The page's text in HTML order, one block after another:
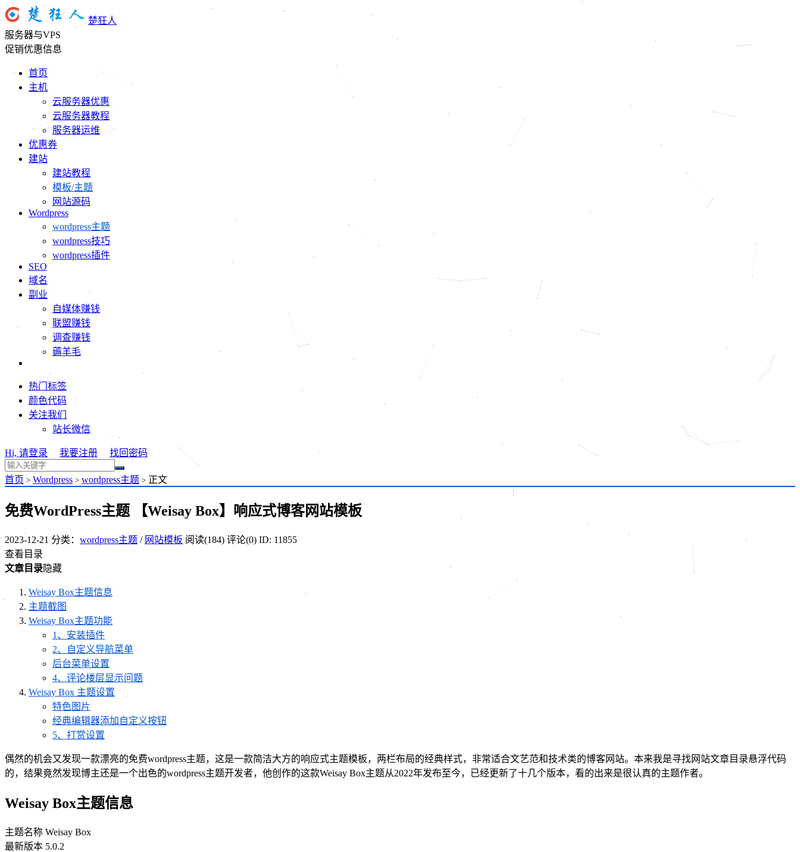
楚狂人
服务器与VPS
促销优惠信息
首页
主机
云服务器优惠
云服务器教程
服务器运维
优惠券
建站
建站教程
模板/主题
网站源码
Wordpress
wordpress主题
wordpress技巧
wordpress插件
SEO
域名
副业
自媒体赚钱
联盟赚钱
调查赚钱
薅羊毛
热门标签
颜色代码
关注我们
站长微信
Hi, 请登录 我要注册 找回密码
首页 > Wordpress > wordpress主题 > 正文
免费WordPress主题 【Weisay Box】响应式博客网站模板
2023-12-21 分类： wordpress主题 / 网站模板 阅读(184) 评论(0) ID: 11855
查看目录
文章目录隐藏
Weisay Box主题信息
主题截图
Weisay Box主题功能
1、安装插件
2、自定义导航菜单
后台菜单设置
4、评论楼层显示问题
Weisay Box 主题设置
特色图片
经典编辑器添加自定义按钮
5、打赏设置
偶然的机会又发现一款漂亮的免费wordpress主题，这是一款简洁大方的响应式主题模板，两栏布局的经典样式，非常适合文艺范和技术类的博客网站。本来我是寻找网站文章目录悬浮代码
的，结果竟然发现博主还是一个出色的wordpress主题开发者，他创作的这款Weisay Box主题从2022年发布至今，已经更新了十几个版本，看的出来是很认真的主题作者。
Weisay Box主题信息
主题名称 Weisay Box
最新版本 5.0.2